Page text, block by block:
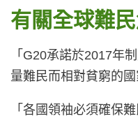
有關全球難民
「G20承諾於2017年
量難民而相對貧窮的
「各國領袖必須確保